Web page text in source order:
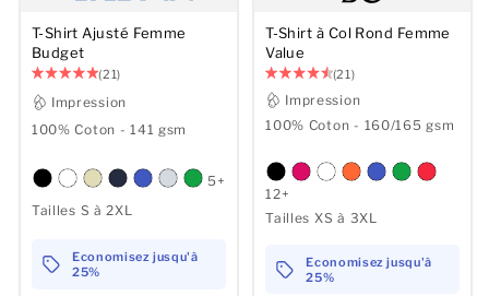
Enfants
Bébé
Tasses
Serviettes
T-Shirt Ajusté Femme
Budget
(21)
Impression
100% Coton - 141 gsm
5+
Tailles S à 2XL
Economisez jusqu'à
25%
T-Shirt à Col Rond Femme
Value
(21)
Impression
100% Coton - 160/165 gsm
12+
Tailles XS à 3XL
Economisez jusqu'à
25%